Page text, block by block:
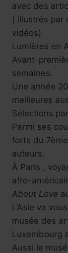
avec des
( illustrés par
vidéos)
Lumières en
Avant-
semaines.
Une année
meilleures
Sélections
Parmi ses
forts du
auteurs.
À Paris ,
afro-
About Love
L’Asie va
musée des
Luxembourg
Aussi le